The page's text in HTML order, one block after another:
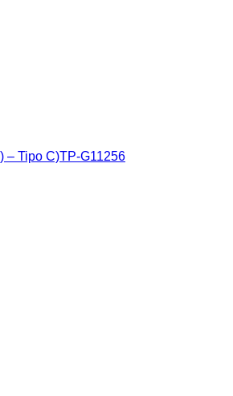
– Tipo C)TP-G11256